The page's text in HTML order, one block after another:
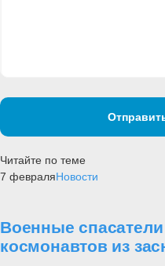
Читайте по теме
7 февраляНовости
Военные спасатели
космонавтов из